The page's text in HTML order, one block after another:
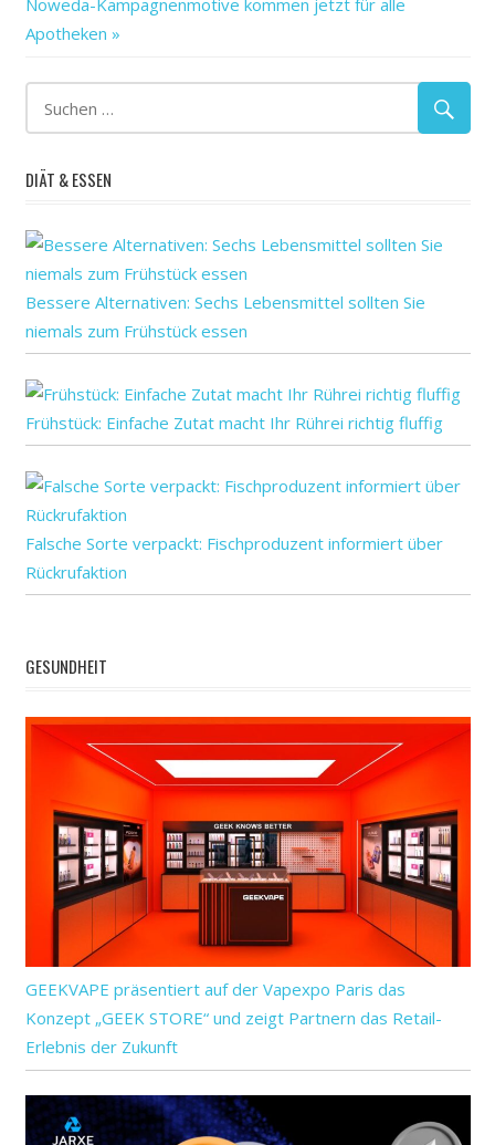
Lauterbach
machen
mehr
wir
Beitrag:
Noweda-Kampagnenmotive kommen jetzt für alle
Apotheken
DIÄT & ESSEN
Bessere Alternativen: Sechs Lebensmittel sollten Sie
niemals zum Frühstück essen
Frühstück: Einfache Zutat macht Ihr Rührei richtig fluffig
Falsche Sorte verpackt: Fischproduzent informiert über
Rückrufaktion
GESUNDHEIT
GEEKVAPE präsentiert auf der Vapexpo Paris das
Konzept „GEEK STORE“ und zeigt Partnern das Retail-
Erlebnis der Zukunft